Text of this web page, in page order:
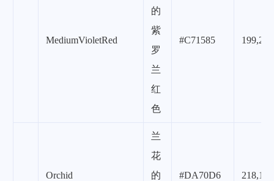
MediumVioletRed
的
紫
罗
兰
红
色
#C71585
Orchid
兰
花
的
#DA70D6